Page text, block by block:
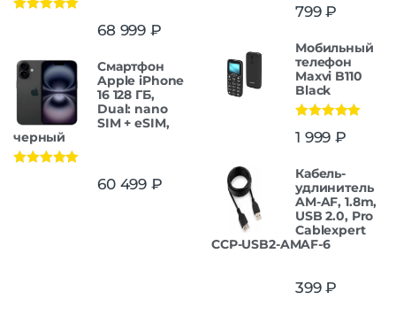
68 999 ₽
Смартфон
Apple iPhone
16 128 ГБ,
Dual: nano
SIM + eSIM,
черный
60 499 ₽
799₽
Мобильный
телефон
Maxvi B110
Black
из 5
1 999 ₽
Кабель-
удлинитель
AM-AF, 1.8m,
USB 2.0, Pro
Cablexpert
CCP-USB2-AMAF-6
399₽